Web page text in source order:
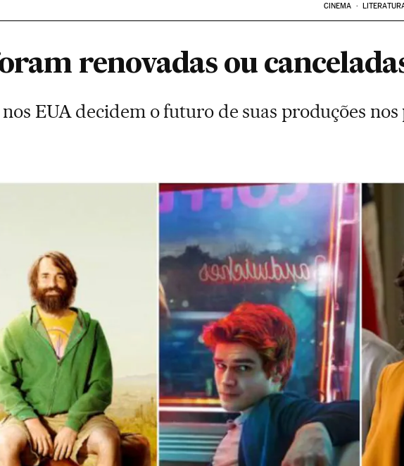
CINEMA
renovadas ou
EUA decidem o futuro de suas produções